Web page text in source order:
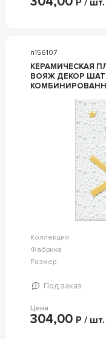
Р / шт.
n156107
КЕРАМИЧЕСКАЯ
ВОЯЖ ДЕКОР ШАТТЛ 20Х20
Коллекция
Фабрика
Размер
Под заказ
Цена
304,00 Р / шт.